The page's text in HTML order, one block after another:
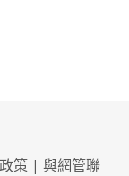
策 | 與網管聯